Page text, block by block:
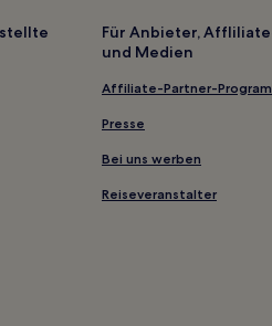
Für Anbieter,
und Medien
Affiliate-Partner-
Presse
Bei uns werben
Reiseveranstalter